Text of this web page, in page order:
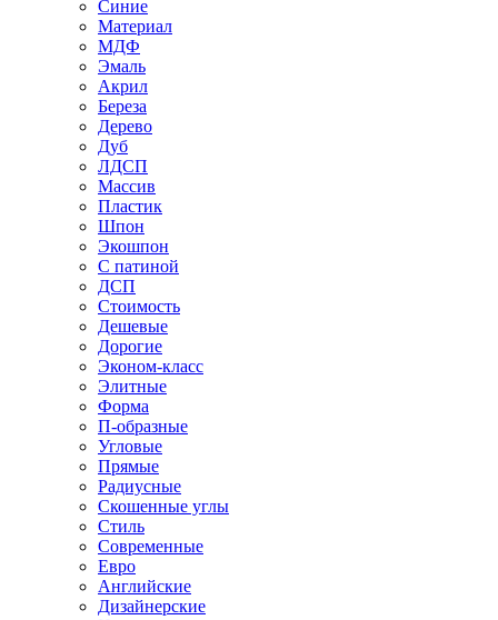
Синие
Материал
МДФ
Эмаль
Акрил
Береза
Дерево
Дуб
ЛДСП
Массив
Пластик
Шпон
Экошпон
С патиной
ДСП
Стоимость
Дешевые
Дорогие
Эконом-класс
Элитные
Форма
П-образные
Угловые
Прямые
Радиусные
Скошенные углы
Стиль
Современные
Евро
Английские
Дизайнерские